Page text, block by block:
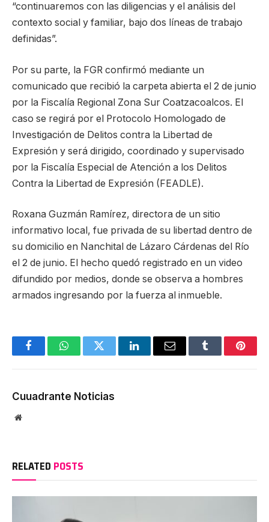
“continuaremos con las diligencias y el análisis del
contexto social y familiar, bajo dos líneas de trabajo
definidas”.
Por su parte, la FGR confirmó mediante un
comunicado que recibió la carpeta abierta el 2 de junio
por la Fiscalía Regional Zona Sur Coatzacoalcos. El
caso se regirá por el Protocolo Homologado de
Investigación de Delitos contra la Libertad de
Expresión y será dirigido, coordinado y supervisado
por la Fiscalía Especial de Atención a los Delitos
Contra la Libertad de Expresión (FEADLE).
Roxana Guzmán Ramírez, directora de un sitio
informativo local, fue privada de su libertad dentro de
su domicilio en Nanchital de Lázaro Cárdenas del Río
el 2 de junio. El hecho quedó registrado en un video
difundido por medios, donde se observa a hombres
armados ingresando por la fuerza al inmueble.
FacebookWhatsAppTwitter LinkedInEmail Tumblr
Cuuadrante Noticias
Website
RELATED POSTS